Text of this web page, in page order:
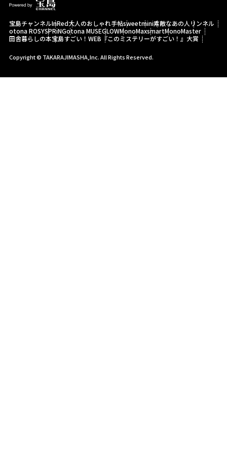
宝島チャンネルInRed大人のおしゃれ手帖sweetmini素敵なあの人 リンネル
otona ROSYSPRiNGotona MUSEGLOWMonoMaxsmartMonoMaster
田舎暮らしの本宝島すごい！WEB 『このミステリーがすごい！』大賞
Copyright © TAKARAJIMASHA,Inc. All Rights Reserved.